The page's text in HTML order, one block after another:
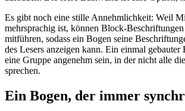
Es gibt noch eine stille Annehmlichkeit: Weil
mehrsprachig ist, können Block-Beschriftungen
mitführen, sodass ein Bogen seine
des Lesers anzeigen kann. Ein einmal
eine Gruppe angenehm sein, in der nicht alle
sprechen.
Ein Bogen, der immer